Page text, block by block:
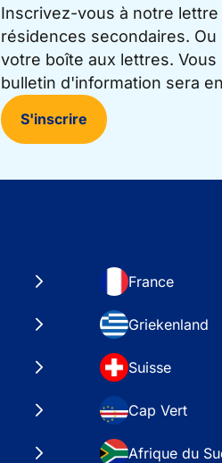
Inscrivez-vous à notre
résidences secondaires.
votre boîte aux lettres.
bulletin d'information sera
S'inscrire
France
Griekenland
Suisse
Cap Vert
Afrique du